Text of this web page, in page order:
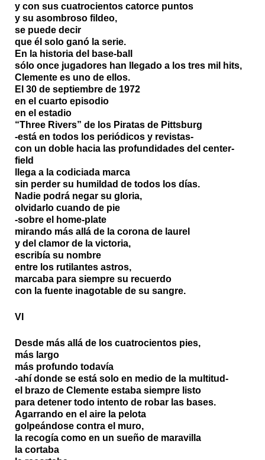
y con sus cuatrocientos catorce puntos
y su asombroso fildeo,
se puede decir
que él solo ganó la serie.
En la historia del base-ball
sólo once jugadores han llegado a los tres mil hits,
Clemente es uno de ellos.
El 30 de septiembre de 1972
en el cuarto episodio
en el estadio
“Three Rivers” de los Piratas de Pittsburg
-está en todos los periódicos y revistas-
con un doble hacia las profundidades del center-
field
llega a la codiciada marca
sin perder su humildad de todos los días.
Nadie podrá negar su gloria,
olvidarlo cuando de pie
-sobre el home-plate
mirando más allá de la corona de laurel
y del clamor de la victoria,
escribía su nombre
entre los rutilantes astros,
marcaba para siempre su recuerdo
con la fuente inagotable de su sangre.
VI
Desde más allá de los cuatrocientos pies,
más largo
más profundo todavía
-ahí donde se está solo en medio de la multitud-
el brazo de Clemente estaba siempre listo
para detener todo intento de robar las bases.
Agarrando en el aire la pelota
golpeándose contra el muro,
la recogía como en un sueño de maravilla
la cortaba